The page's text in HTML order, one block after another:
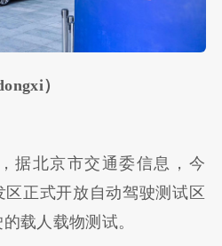
）
据北京市交通委信息，今
区正式开放自动驾驶测试区
载人载物测试。